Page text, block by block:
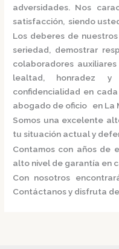
adversidades. Nos
satisfacción, siendo
Los deberes de
seriedad, demostrar
colaboradores
lealtad, honradez
confidencialidad en
abogado de oficio en La
Somos una excelente
tu situación actual y
Contamos con años de
alto nivel de garantía en
Con nosotros
Contáctanos y disfruta